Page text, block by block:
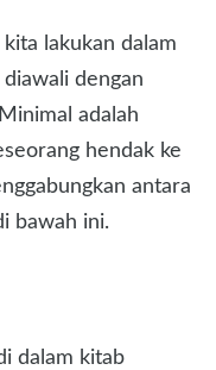
lakukan dalam
dengan
adalah
hendak ke
antara
bawah ini.
dalam kitab